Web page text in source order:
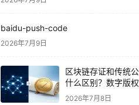
baidu-push-code
2026年7月9日
区块链存证和传统
什么区别？数字版
怎么选
2026年7月8日